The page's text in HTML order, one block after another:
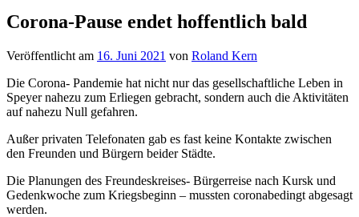
Corona-Pause endet hoffentlich bald
Veröffentlicht am 16. Juni 2021 von Roland Kern
Die Corona- Pandemie hat nicht nur das gesellschaftliche Leben in
Speyer nahezu zum Erliegen gebracht, sondern auch die Aktivitäten
auf nahezu Null gefahren.
Außer privaten Telefonaten gab es fast keine Kontakte zwischen
den Freunden und Bürgern beider Städte.
Die Planungen des Freundeskreises- Bürgerreise nach Kursk und
Gedenkwoche zum Kriegsbeginn – mussten coronabedingt abgesagt
werden.